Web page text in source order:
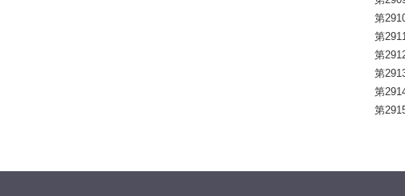
第
第
第
第
第
第